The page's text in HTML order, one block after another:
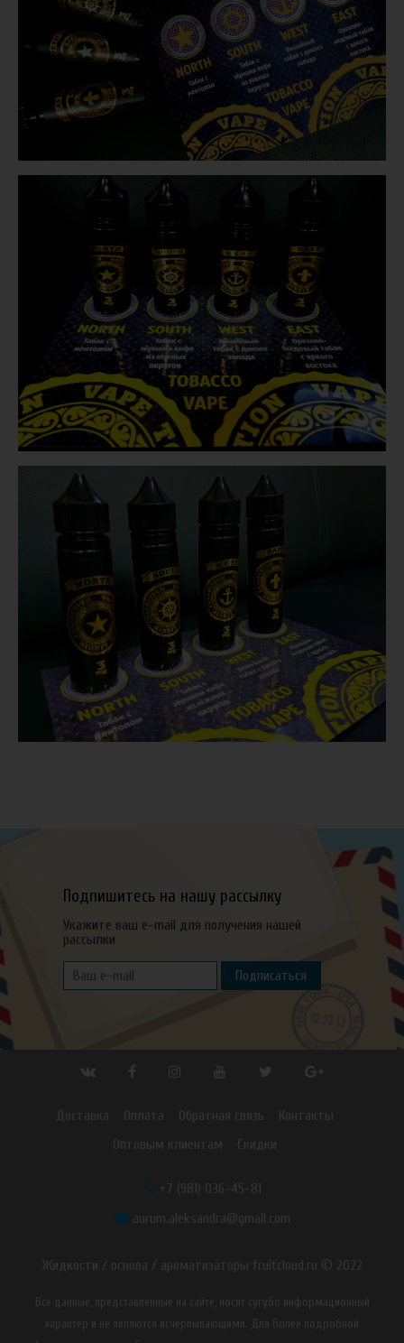
Подпишитесь на нашу рассылку
Укажите ваш e-mail для получения нашей
рассылки
Подписаться
Доставка Оплата Обратная связь
Контакты
Оптовым клиентам
Скидки
+7 (981) 036-45-81
aurum.aleksandra@gmail.com
Жидкости / основа / ароматизаторы fruitcloud.ru © 2022
Все данные, представленные на сайте, носят сугубо информационный
характер и не являются исчерпывающими. Для более подробной